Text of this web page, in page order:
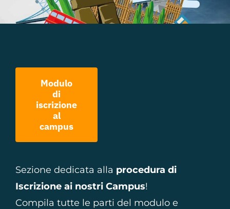
Modulo
di
iscrizione
al
campus
Sezione dedicata alla procedura di
Iscrizione ai nostri Campus!
Compila tutte le parti del modulo e